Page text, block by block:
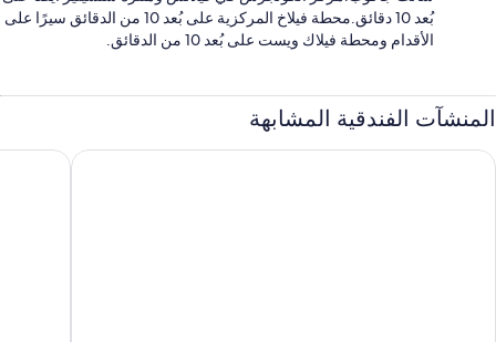
بُعد 10 دقائق.محطة فيلاخ المركزية على بُعد 10 من الدقائق سيرًا على
الأقدام ومحطة فيلاك ويست على بُعد 10 من الدقائق.
المنشآت الفندقية المشابهة
هوتل سيفين بي آند